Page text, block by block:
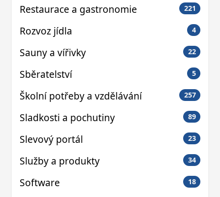
Restaurace a gastronomie 221
Rozvoz jídla 4
Sauny a vířivky 22
Sběratelství 5
Školní potřeby a vzdělávání 257
Sladkosti a pochutiny 89
Slevový portál 23
Služby a produkty 34
Software 18